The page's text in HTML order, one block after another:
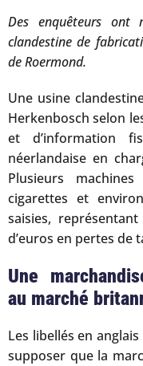
Des enquêteurs
clandestine de
de Roermond.
Une usine
Herkenbosch selon
et d’information
néerlandaise en
Plusieurs
cigarettes et
saisies,
d’euros en pertes de
Une
au marché
Les libellés en
supposer que la